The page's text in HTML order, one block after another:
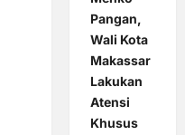
Pangan,
Wali Kota
Makassar
Lakukan
Atensi
Khusus